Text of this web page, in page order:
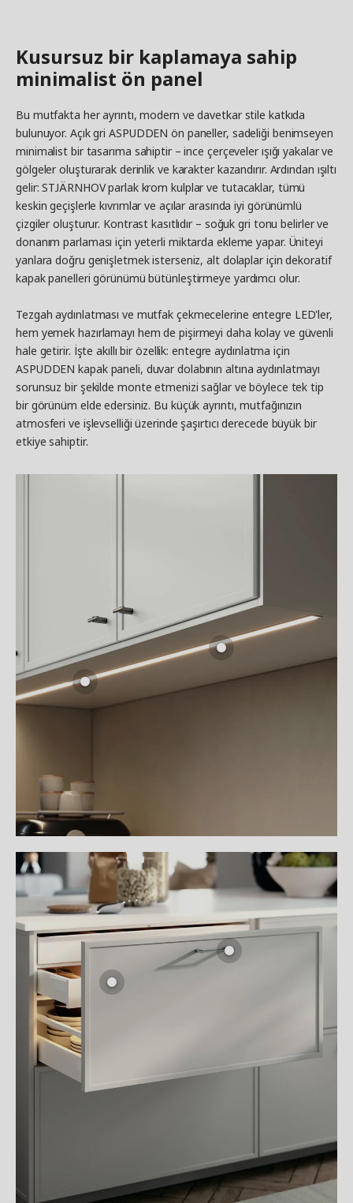
Kusursuz bir kaplamaya sahip
minimalist ön panel
Bu mutfakta her ayrıntı, modern ve davetkar stile katkıda
bulunuyor. Açık gri ASPUDDEN ön paneller, sadeliği benimseyen
minimalist bir tasarıma sahiptir – ince çerçeveler ışığı yakalar ve
gölgeler oluşturarak derinlik ve karakter kazandırır. Ardından ışıltı
gelir: STJÄRNHOV parlak krom kulplar ve tutacaklar, tümü
keskin geçişlerle kıvrımlar ve açılar arasında iyi görünümlü
çizgiler oluşturur. Kontrast kasıtlıdır – soğuk gri tonu belirler ve
donanım parlaması için yeterli miktarda ekleme yapar. Üniteyi
yanlara doğru genişletmek isterseniz, alt dolaplar için dekoratif
kapak panelleri görünümü bütünleştirmeye yardımcı olur.
Tezgah aydınlatması ve mutfak çekmecelerine entegre LED'ler,
hem yemek hazırlamayı hem de pişirmeyi daha kolay ve güvenli
hale getirir. İşte akıllı bir özellik: entegre aydınlatma için
ASPUDDEN kapak paneli, duvar dolabının altına aydınlatmayı
sorunsuz bir şekilde monte etmenizi sağlar ve böylece tek tip
bir görünüm elde edersiniz. Bu küçük ayrıntı, mutfağınızın
atmosferi ve işlevselliği üzerinde şaşırtıcı derecede büyük bir
etkiye sahiptir.